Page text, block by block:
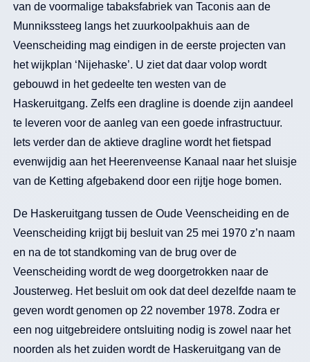
van de voormalige tabaksfabriek van Taconis aan de
Munnikssteeg langs het zuurkoolpakhuis aan de
Veenscheiding mag eindigen in de eerste projecten van
het wijkplan ‘Nijehaske’. U ziet dat daar volop wordt
gebouwd in het gedeelte ten westen van de
Haskeruitgang. Zelfs een dragline is doende zijn aandeel
te leveren voor de aanleg van een goede infrastructuur.
Iets verder dan de aktieve dragline wordt het fietspad
evenwijdig aan het Heerenveense Kanaal naar het sluisje
van de Ketting afgebakend door een rijtje hoge bomen.
De Haskeruitgang tussen de Oude Veenscheiding en de
Veenscheiding krijgt bij besluit van 25 mei 1970 z’n naam
en na de tot standkoming van de brug over de
Veenscheiding wordt de weg doorgetrokken naar de
Jousterweg. Het besluit om ook dat deel dezelfde naam te
geven wordt genomen op 22 november 1978. Zodra er
een nog uitgebreidere ontsluiting nodig is zowel naar het
noorden als het zuiden wordt de Haskeruitgang van de